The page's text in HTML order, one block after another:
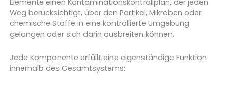
Weg berücksichtigt, über den Partikel, Mikroben oder
chemische Stoffe in eine kontrollierte Umgebung
gelangen oder sich darin ausbreiten können.
Jede Komponente erfüllt eine eigenständige Funktion
innerhalb des Gesamtsystems: